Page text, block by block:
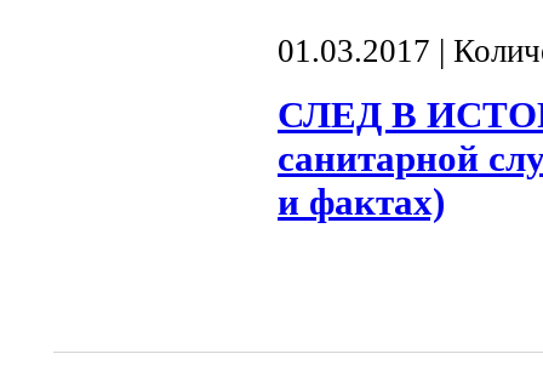
01.03.2017 |
СЛЕД В
санитарной
и фактах)